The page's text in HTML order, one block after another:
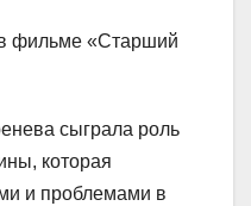
фильме «Старший
сыграла роль
которая
и проблемами в